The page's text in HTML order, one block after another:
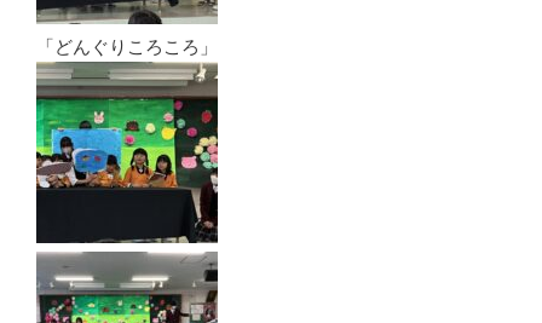
「どんぐりころころ」